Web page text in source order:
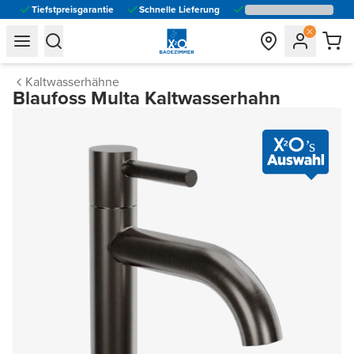
Tiefstpreisgarantie Schnelle Lieferung
general.navigation.toggle_menu.label
general.navigation.toggle_menu.label
Kaltwasserhähne
Blaufoss Multa Kaltwasserhahn